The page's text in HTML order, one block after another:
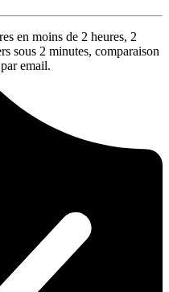
en moins de 2 heures, 2
sous 2 minutes, comparaison
email.